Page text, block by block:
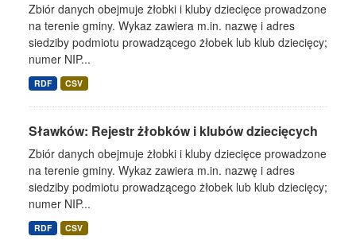
Zbiór danych obejmuje żłobki i kluby dziecięce prowadzone
na terenie gminy. Wykaz zawiera m.in. nazwę i adres
siedziby podmiotu prowadzącego żłobek lub klub dziecięcy;
numer NIP...
RDF CSV
Sławków: Rejestr żłobków i klubów dziecięcych
Zbiór danych obejmuje żłobki i kluby dziecięce prowadzone
na terenie gminy. Wykaz zawiera m.in. nazwę i adres
siedziby podmiotu prowadzącego żłobek lub klub dziecięcy;
numer NIP...
RDF CSV